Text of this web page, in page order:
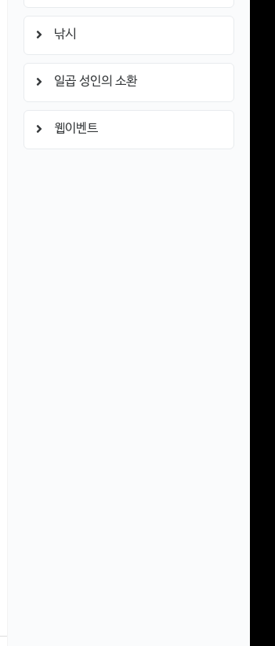
낚시
일곱 성인의 소환
웹이벤트